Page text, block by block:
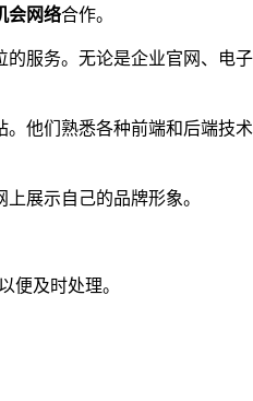
会网络合作。
服务。无论是企业官网、电
他们熟悉各种前端和后端技
展示自己的品牌形象。
便及时处理。